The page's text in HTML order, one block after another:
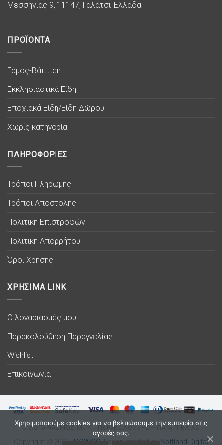
Μεσσηνίας 9, 11147, Γαλάτσι, Ελλάδα
ΠΡΟΪΟΝΤΑ
Γάμος-Βάπτιση
Εκκλησιαστικά Είδη
Εποχιακά Είδη/Είδη Δώρου
Χωρίς κατηγορία
ΠΛΗΡΟΦΟΡΙΕΣ
Τρόποι Πληρωμής
Τρόποι Αποστολής
Πολιτική Επιστροφών
Πολιτική Απορρήτου
Όροι Χρήσης
ΧΡΗΣΙΜΑ LINK
Ο λογαριασμός μου
Παρακολούθηση Παραγγελίας
Wishlist
Επικοινωνία
Ο ΛΟΓΑΡΙΑΣΜΟΣ ΜΟΥ ΠΑΡΑΚΟΛΟΥΘΗΣΗ ΠΑΡΑΓΓΕΛΙΑΣ
Copyright © 2026 ΛΥΧΝΟC . Eshop created by Softland Digital
Χρησιμοποιούμε cookies για να βελτιώσουμε την εμπειρία στις
αγορές σας.